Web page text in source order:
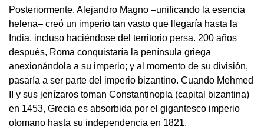
Posteriormente, Alejandro Magno –unificando la esencia
helena– creó un imperio tan vasto que llegaría hasta la
India, incluso haciéndose del territorio persa. 200 años
después, Roma conquistaría la península griega
anexionándola a su imperio; y al momento de su división,
pasaría a ser parte del imperio bizantino. Cuando Mehmed
II y sus jenízaros toman Constantinopla (capital bizantina)
en 1453, Grecia es absorbida por el gigantesco imperio
otomano hasta su independencia en 1821.